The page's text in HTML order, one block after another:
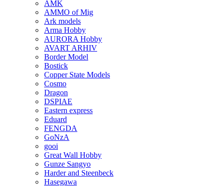
AMK
AMMO of Mig
Ark models
Arma Hobby
AURORA Hobby
AVART ARHIV
Border Model
Bostick
Copper State Models
Cosmo
Dragon
DSPIAE
Eastern express
Eduard
FENGDA
GoNzA
gooi
Great Wall Hobby
Gunze Sangyo
Harder and Steenbeck
Hasegawa